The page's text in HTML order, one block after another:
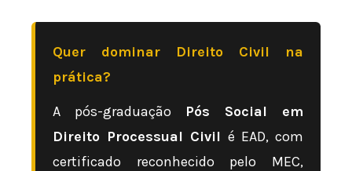
Quer dominar Direito Civil na
prática?
A pós-graduação Pós Social em
Direito Processual Civil é EAD, com
certificado reconhecido pelo MEC,